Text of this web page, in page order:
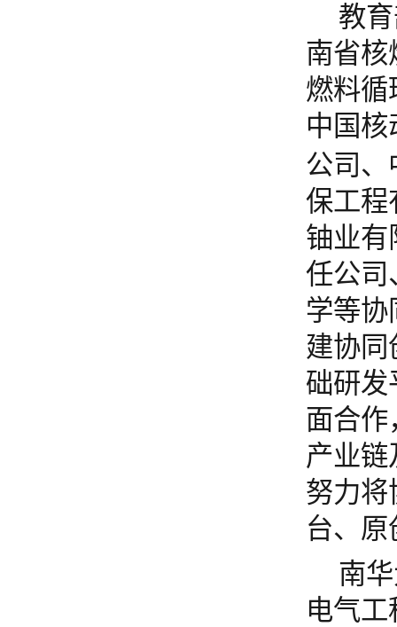
教
南省核
燃料循
中国
公司、
保工程
铀业有
任公司
学等协
建协
础研发
面合
产业
努力将
台、
南
电气